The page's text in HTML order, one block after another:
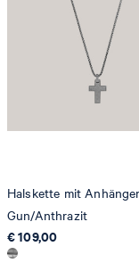
Halskette mit
Gun/Anthrazit
€ 109,00